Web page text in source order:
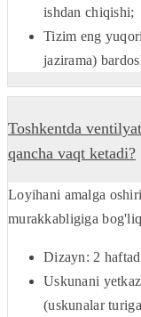
ishdan chiqishi;
Tizim eng
jazirama)
Toshkentda
qancha vaqt ketadi?
Loyihani amalga
murakkabligiga
Dizayn: 2
Uskunani
(uskunalar